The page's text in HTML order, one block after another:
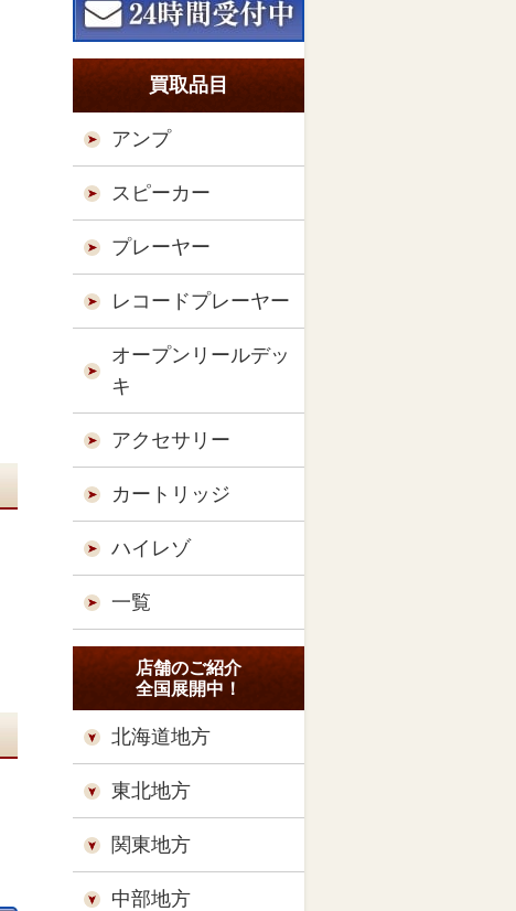
買取品目
アンプ
スピーカー
プレーヤー
レコードプレーヤー
オープンリールデッ
キ
アクセサリー
カートリッジ
ハイレゾ
一覧
店舗のご紹介
全国展開中！
北海道地方
東北地方
関東地方
中部地方